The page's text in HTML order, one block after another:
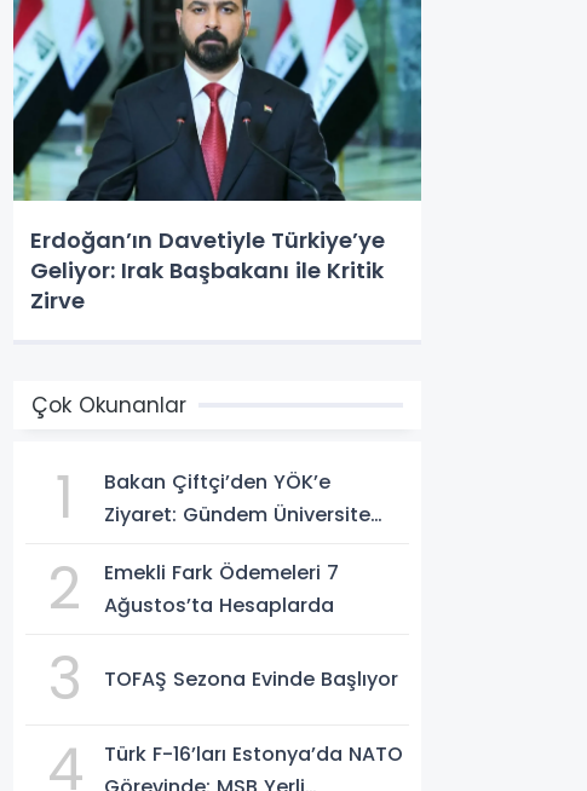
Erdoğan’ın Davetiyle Türkiye’ye
Geliyor: Irak Başbakanı ile Kritik
Zirve
Çok Okunanlar
1
Bakan Çiftçi’den YÖK’e
Ziyaret: Gündem Üniversite
2
Emekli Fark Ödemeleri 7
Ağustos’ta Hesaplarda
3 TOFAŞ Sezona Evinde Başlıyor
4
Türk F-16’ları Estonya’da NATO